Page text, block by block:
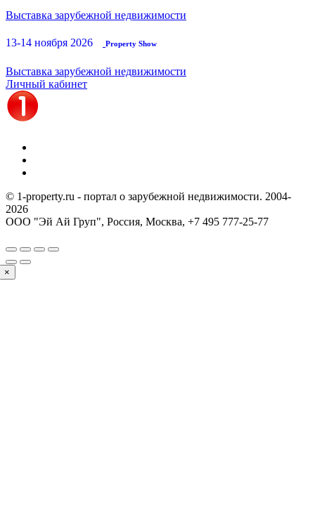
Выставка зарубежной недвижимости
13-14 ноября 2026 Property Show
Выставка зарубежной недвижимости
Личный кабинет
© 1-property.ru - портал о зарубежной недвижимости. 2004-
2026
ООО "Эй Ай Груп", Россия, Москва, +7 495 777-25-77
×